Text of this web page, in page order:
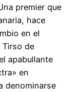
premier que
hace
en el
Tirso de
apabullante
en
denominarse